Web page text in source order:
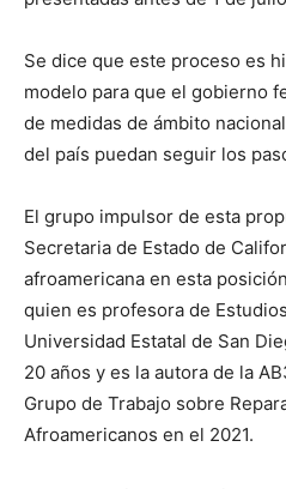
Se dice que este proceso es
modelo para que el gobierno
de medidas de ámbito
del país puedan seguir los
El grupo impulsor de esta
Secretaria de Estado de
afroamericana en esta
quien es profesora de
Universidad Estatal de San
20 años y es la autora de la
Grupo de Trabajo sobre
Afroamericanos en el 2021.